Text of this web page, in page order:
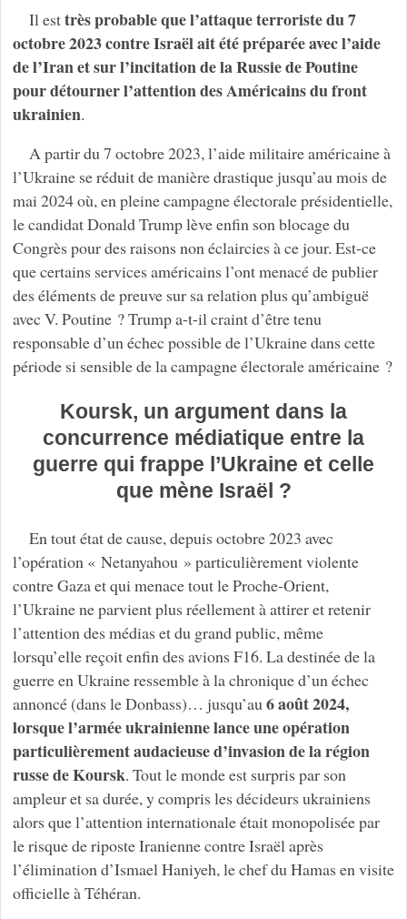
Il esttrès probable que l’attaque terroriste du 7
octobre 2023 contre Israël ait été préparée avec l’aide
de l’Iran et sur l’incitation de la Russie de Poutine
pour détourner l’attention des Américains du front
ukrainien.
A partir du 7 octobre 2023, l’aide militaire américaine à
l’Ukraine se réduit de manière drastique jusqu’au mois de
mai 2024 où, en pleine campagne électorale présidentielle,
le candidat Donald Trump lève enfin son blocage du
Congrès pour des raisons non éclaircies à ce jour. Est-ce
que certains services américains l’ont menacé de publier
des éléments de preuve sur sa relation plus qu’ambiguë
avec V. Poutine ? Trump a-t-il craint d’être tenu
responsable d’un échec possible de l’Ukraine dans cette
période si sensible de la campagne électorale américaine ?
Koursk, un argument dans la
concurrence médiatique entre la
guerre qui frappe l’Ukraine et celle
que mène Israël ?
En tout état de cause, depuis octobre 2023 avec
l’opération « Netanyahou » particulièrement violente
contre Gaza et qui menace tout le Proche-Orient,
l’Ukraine ne parvient plus réellement à attirer et retenir
l’attention des médias et du grand public, même
lorsqu’elle reçoit enfin des avions F16. La destinée de la
guerre en Ukraine ressemble à la chronique d’un échec
annoncé (dans le Donbass)… jusqu’au 6 août 2024,
lorsque l’armée ukrainienne lance une opération
particulièrement audacieuse d’invasion de la région
russe de Koursk. Tout le monde est surpris par son
ampleur et sa durée, y compris les décideurs ukrainiens
alors que l’attention internationale était monopolisée par
le risque de riposte Iranienne contre Israël après
l’élimination d’Ismael Haniyeh, le chef du Hamas en visite
officielle à Téhéran.